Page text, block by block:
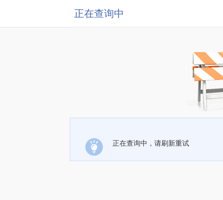
正在查询中
正在查询中，请刷新重试